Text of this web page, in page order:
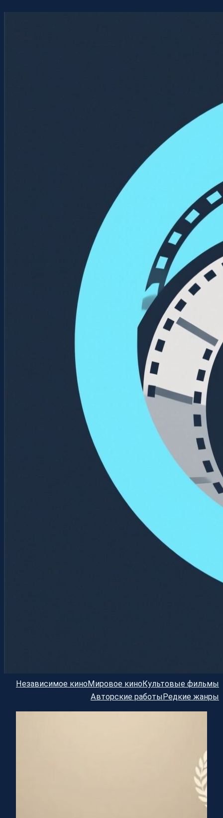
Перейти
Независимое киноМировое киноКультовые фильмы
Авторские работыРедкие жанры